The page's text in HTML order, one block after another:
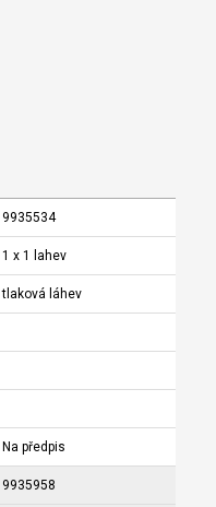
9935534
1 x 1 lahev
tlaková láhev
Na předpis
9935958